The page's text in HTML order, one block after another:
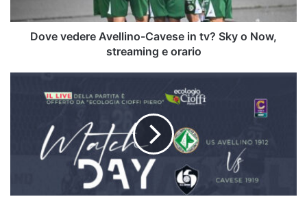
Now,
streaming
Dove vedere Avellino-Cavese in tv? Sky o Now,
streaming e orario
biancoverdi
derby